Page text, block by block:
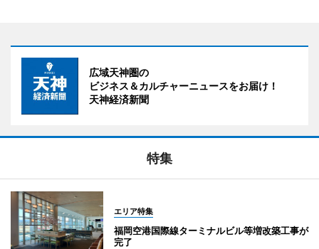
広域天神圏の
ビジネス＆カルチャーニュースをお届け！
天神経済新聞
特集
エリア特集
福岡空港国際線ターミナルビル等増改築工事が
完了